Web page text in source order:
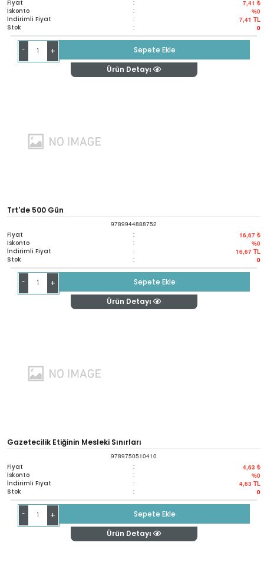
Fiyat : 7,41 ₺
İskonto : %0
İndirimli Fiyat : 7,41 TL
Stok : 0
- +
Sepete Ekle
Ürün Detayı
Trt'de 500 Gün
9789944888752
Fiyat : 16,67 ₺
İskonto : %0
İndirimli Fiyat : 16,67 TL
Stok : 0
- +
Sepete Ekle
Ürün Detayı
Gazetecilik Etiğinin Mesleki Sınırları
9789750510410
Fiyat : 4,63 ₺
İskonto : %0
İndirimli Fiyat : 4,63 TL
Stok : 0
- +
Sepete Ekle
Ürün Detayı